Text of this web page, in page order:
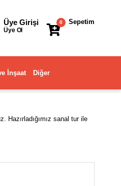
Sepetim
0
Üye Girişi
Üye Ol
İnşaat Diğer
Hazırladığımız sanal tur ile